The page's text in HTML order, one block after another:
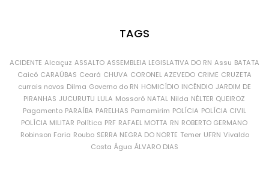
TAGS
ACIDENTE Alcaçuz ASSALTO ASSEMBLEIA LEGISLATIVA DO RN Assu BATATA
Caicó CARAÚBAS Ceará CHUVA CORONEL AZEVEDO CRIME CRUZETA
currais novos Dilma Governo do RN HOMICÍDIO INCÊNDIO JARDIM DE
PIRANHAS JUCURUTU LULA Mossoró NATAL Nilda NÉLTER QUEIROZ
Pagamento PARAÍBA PARELHAS Parnamirim POLÍCIA POLÍCIA CIVIL
POLÍCIA MILITAR Política PRF RAFAEL MOTTA RN ROBERTO GERMANO
Robinson Faria Roubo SERRA NEGRA DO NORTE Temer UFRN Vivaldo
Costa Água ÁLVARO DIAS